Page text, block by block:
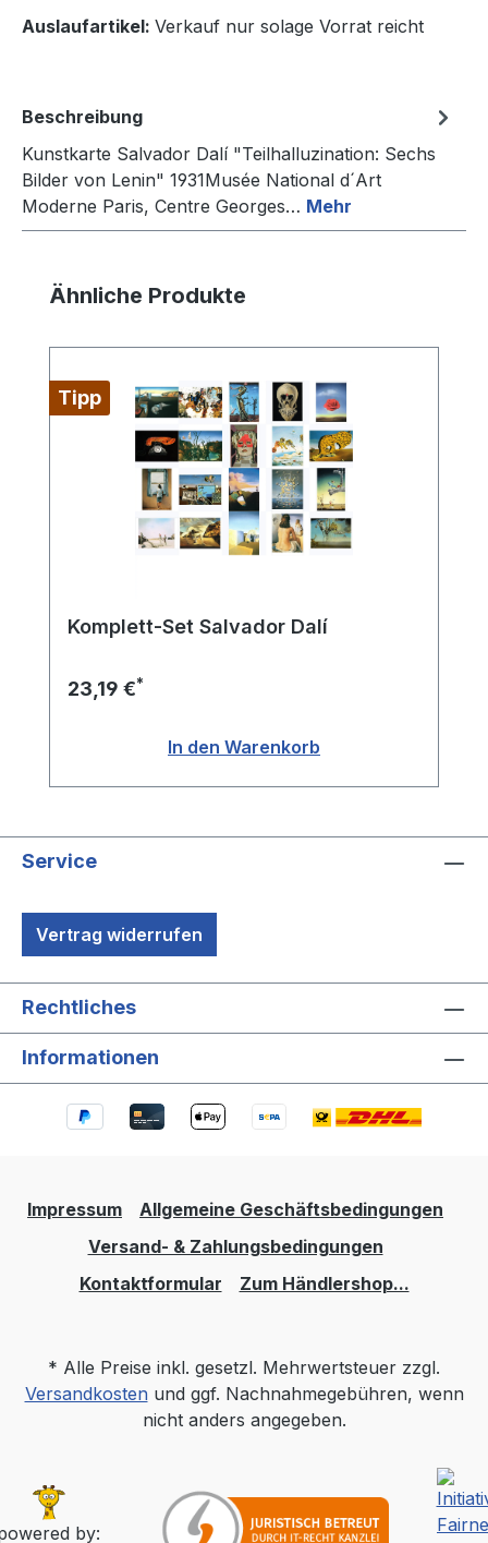
Auslaufartikel: Verkauf nur solage Vorrat reicht
Beschreibung
Kunstkarte Salvador Dalí "Teilhalluzination: Sechs
Bilder von Lenin" 1931Musée National d´Art
Moderne Paris, Centre Georges… Mehr
Produktgalerie überspringen
Ähnliche Produkte
Tipp
Komplett-Set Salvador Dalí
23,19 €*
In den Warenkorb
Service
Vertrag widerrufen
Rechtliches
Informationen
Impressum
Allgemeine Geschäftsbedingungen
Versand- & Zahlungsbedingungen
Kontaktformular
Zum Händlershop...
* Alle Preise inkl. gesetzl. Mehrwertsteuer zzgl.
Versandkostenund ggf. Nachnahmegebühren, wenn
nicht anders angegeben.
by: